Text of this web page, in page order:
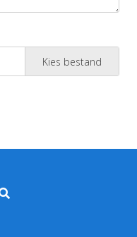
Kies bestand